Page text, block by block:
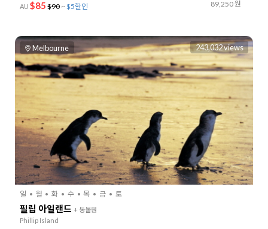
89,250 원
AU $85 $90 ~ $5할인
Melbourne 243,032 views
일 월 화 수 목 금 토
필립 아일랜드 + 동물원
Phillip Island